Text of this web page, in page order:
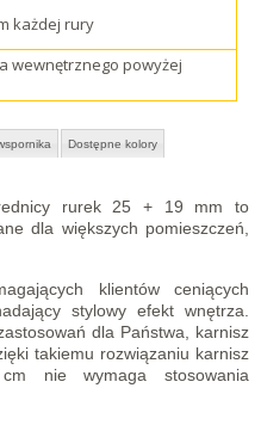
każdej rury
wewnętrznego powyżej
Dostępne kolory
rurek 25 + 19 mm to
dla większych pomieszczeń,
klientów ceniących
stylowy efekt wnętrza.
dla Państwa, karnisz
takiemu rozwiązaniu karnisz
nie wymaga stosowania